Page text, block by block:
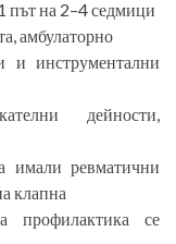
път на 2–4 седмици
амбулаторно
и инструментални
дейности,
имали ревматични
клапна
профилактика се